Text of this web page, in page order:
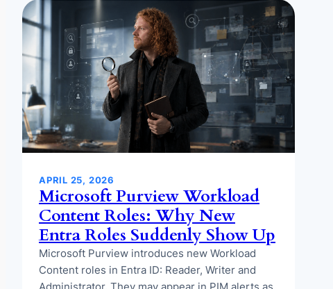
APRIL 25, 2026
Microsoft Purview Workload
Content Roles: Why New
Entra Roles Suddenly Show Up
Microsoft Purview introduces new Workload
Content roles in Entra ID: Reader, Writer and